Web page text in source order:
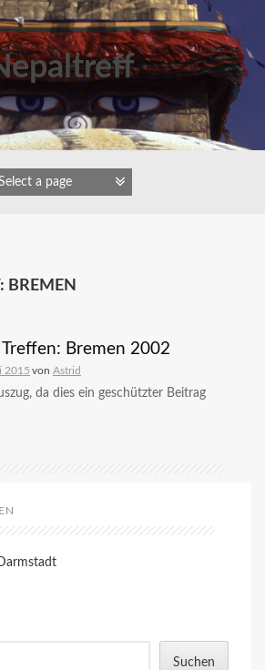
BREMEN
Bremen 2002
2015 von Astrid
da dies ein geschützter Beitrag
Suchen